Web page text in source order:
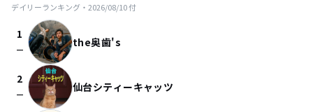
デイリーランキング・ 2026/08/10付
1
check_indeterminate_small the奥歯's
2
check_indeterminate_small 仙台シティーキャッツ